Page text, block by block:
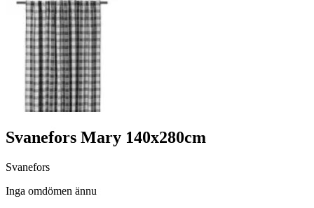
Svanefors Mary 140x280cm
Svanefors
Inga omdömen ännu